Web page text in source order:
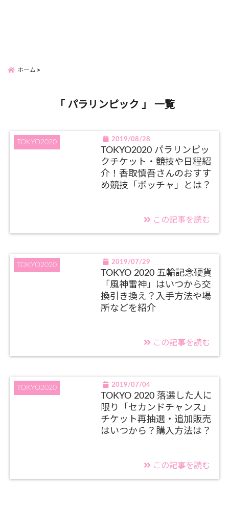
ホーム
「 パラリンピック 」 一覧
TOKYO2020 2019/08/28
TOKYO2020 パラリンピッ
クチケット・競技や日程紹
介！香取慎吾さんのおすす
め競技「ボッチャ」とは？
この記事を読む
TOKYO2020 2019/07/29
TOKYO 2020 五輪記念硬貨
「風神雷神」はいつから交
換引き換え？入手方法や場
所などを紹介
この記事を読む
TOKYO2020 2019/07/04
TOKYO 2020 落選した人に
限り「セカンドチャンス」
チケット再抽選・追加販売
はいつから？購入方法は？
この記事を読む